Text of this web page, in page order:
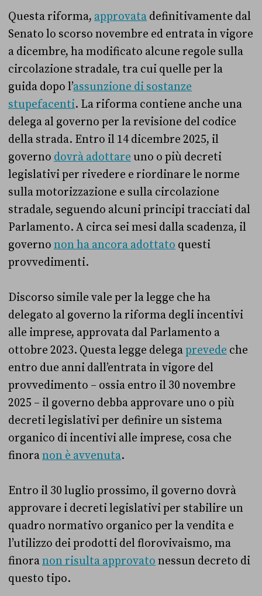
Questa riforma, approvata definitivamente dal
Senato lo scorso novembre ed entrata in vigore
a dicembre, ha modificato alcune regole sulla
circolazione stradale, tra cui quelle per la
guida dopo l’assunzione di sostanze
stupefacenti. La riforma contiene anche una
delega al governo per la revisione del codice
della strada. Entro il 14 dicembre 2025, il
governo dovrà adottare uno o più decreti
legislativi per rivedere e riordinare le norme
sulla motorizzazione e sulla circolazione
stradale, seguendo alcuni principi tracciati dal
Parlamento. A circa sei mesi dalla scadenza, il
governo non ha ancora adottato questi
provvedimenti.
Discorso simile vale per la legge che ha
delegato al governo la riforma degli incentivi
alle imprese, approvata dal Parlamento a
ottobre 2023. Questa legge delegaprevede che
entro due anni dall’entrata in vigore del
provvedimento – ossia entro il 30 novembre
2025 – il governo debba approvare uno o più
decreti legislativi per definire un sistema
organico di incentivi alle imprese, cosa che
finoranon è avvenuta.
Entro il 30 luglio prossimo, il governo dovrà
approvare i decreti legislativi per stabilire un
quadro normativo organico per la vendita e
l’utilizzo dei prodotti del florovivaismo, ma
finoranon risulta approvato nessun decreto di
questo tipo.